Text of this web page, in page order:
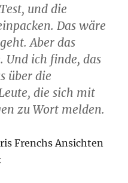
und die
Das wäre
Aber das
Und ich finde, das
über die
die sich mit
zu Wort melden.
Frenchs Ansichten